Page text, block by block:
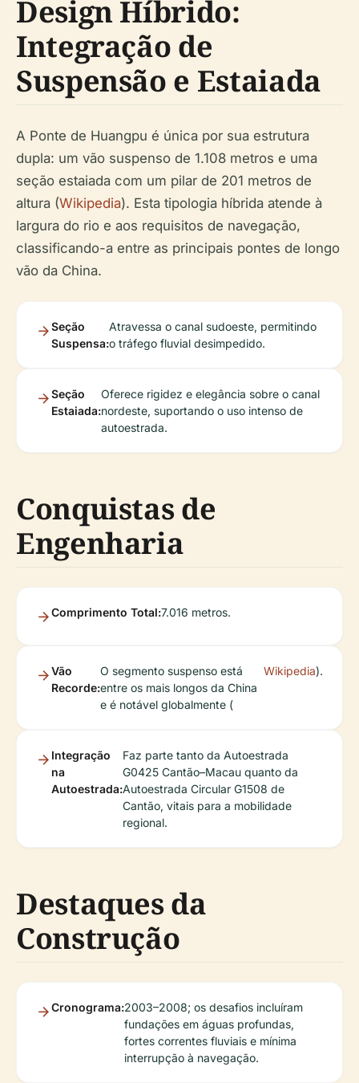
Design Híbrido:
Integração de
Suspensão e Estaiada
A Ponte de Huangpu é única por sua estrutura
dupla: um vão suspenso de 1.108 metros e uma
seção estaiada com um pilar de 201 metros de
altura (Wikipedia). Esta tipologia híbrida atende à
largura do rio e aos requisitos de navegação,
classificando-a entre as principais pontes de longo
vão da China.
Seção
Suspensa:
Atravessa o canal sudoeste, permitindo
o tráfego fluvial desimpedido.
Seção
Estaiada:
Oferece rigidez e elegância sobre o canal
nordeste, suportando o uso intenso de
autoestrada.
Conquistas de
Engenharia
Comprimento Total:7.016 metros.
Vão
Recorde:
O segmento suspenso está
entre os mais longos da China
e é notável globalmente (
Wikipedia).
Integração
na
Autoestrada:
Faz parte tanto da Autoestrada
G0425 Cantão–Macau quanto da
Autoestrada Circular G1508 de
Cantão, vitais para a mobilidade
regional.
Destaques da
Construção
Cronograma:2003–2008; os desafios incluíram
fundações em águas profundas,
fortes correntes fluviais e mínima
interrupção à navegação.